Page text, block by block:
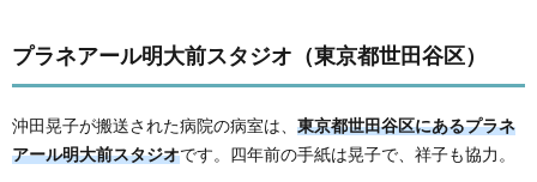
プラネアール明大前スタジオ（東京都世田谷区）
沖田晃子が搬送された病院の病室は、 東京都世田谷区にあるプラネ
アール明大前スタジオです。四年前の手紙は晃子で、祥子も協力。